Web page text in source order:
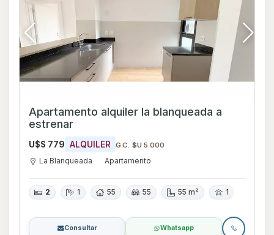
Apartamento alquiler la blanqueada a
estrenar
U$S 779 ALQUILER G.C. $U 5.000
La Blanqueada Apartamento
2 1 55 55 55 m² 1
Consultar Whatsapp